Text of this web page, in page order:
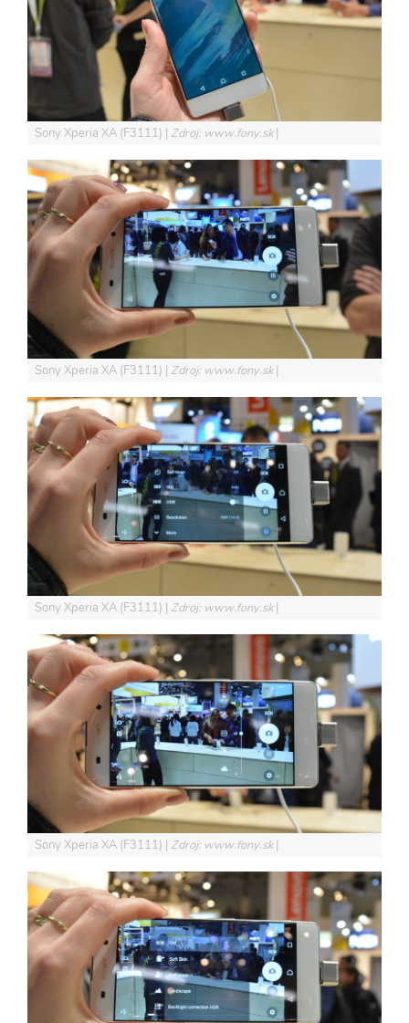
Sony Xperia XA (F3111) Zdroj: www.fony.sk
Sony Xperia XA (F3111) Zdroj: www.fony.sk
Sony Xperia XA (F3111) Zdroj: www.fony.sk
Sony Xperia XA (F3111) Zdroj: www.fony.sk